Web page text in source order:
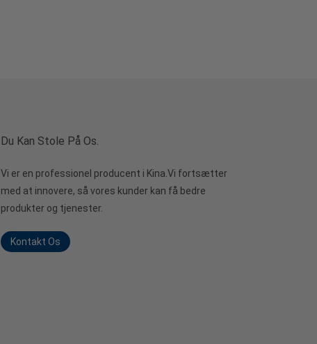
Du Kan Stole På Os.
Vi er en professionel producent i Kina.Vi fortsætter
med at innovere, så vores kunder kan få bedre
produkter og tjenester.
Kontakt Os